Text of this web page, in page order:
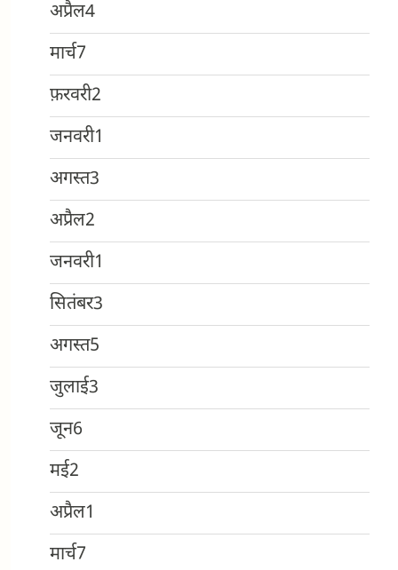
अप्रैल4
मार्च7
फ़रवरी2
जनवरी1
अगस्त3
अप्रैल2
जनवरी1
सितंबर3
अगस्त5
जुलाई3
जून6
मई2
अप्रैल1
मार्च7